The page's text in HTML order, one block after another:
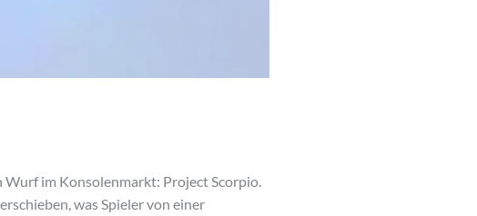
im Konsolenmarkt: Project Scorpio.
was Spieler von einer